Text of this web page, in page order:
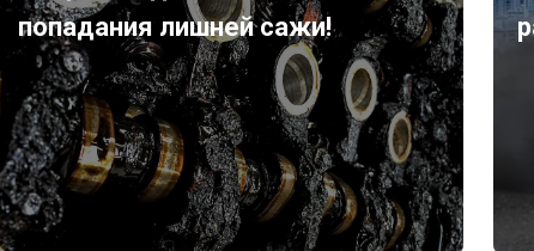
попадания лишней сажи!